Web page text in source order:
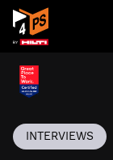
INTERVIEWS